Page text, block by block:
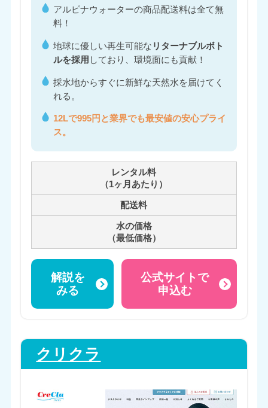
アルピナウォーターの商品配送料は全て無
料！
地球に優しい再生可能な リターナブルボト
ルを採用 しており、環境面にも貢献！
採水地からすぐに新鮮な天然水を届けてく
れる。
12Lで995円と業界でも最安値の安心プライ
ス。
レンタル料
（1ヶ月あたり）
配送料
水の価格
（最低価格）
解説を
みる
公式サイトで
申込む
クリクラ